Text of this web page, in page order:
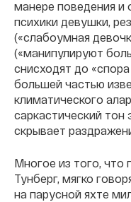
манере поведения и
психики девушки,
(«слабоумная
(«манипулируют
снисходят до
большей частью
климатического
саркастический тон
скрывает
Многое из того, что
Тунберг, мягко
на парусной яхте